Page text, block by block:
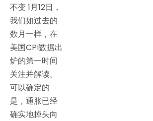
不变 1月12日，
我们如过去的
数月一样，在
美国CPI数据出
炉的第一时间
关注并解读。
可以确定的
是，通胀已经
确实地掉头向